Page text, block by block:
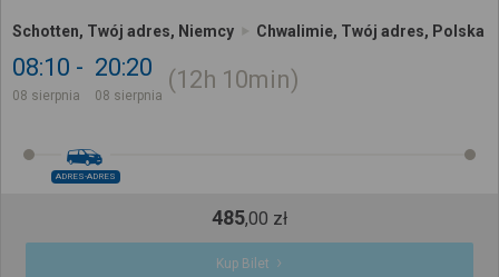
Schotten, Twój adres, Niemcy Chwalimie, Twój adres, Polska
08:10
08 sierpnia
20:20
08 sierpnia
12h 10min
ADRES-ADRES
485,00 zł
Kup Bilet